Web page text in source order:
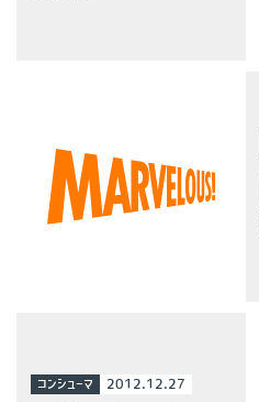
コンシューマ 2012.12.27